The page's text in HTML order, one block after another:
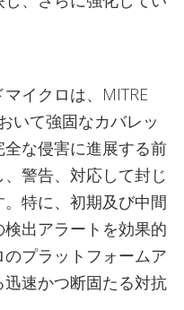
イクロは、MITRE
いて強固なカバレッ
な侵害に進展する前
警告、対応して封じ
特に、初期及び中間
出アラートを効果的
プラットフォームア
速かつ断固たる対抗